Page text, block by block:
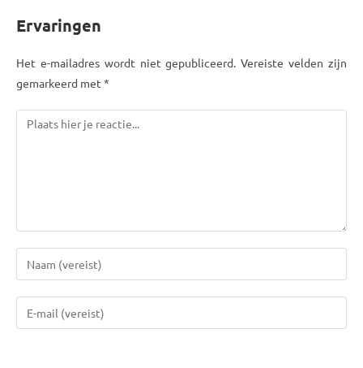
Ervaringen
Het e-mailadres wordt niet gepubliceerd. Vereiste velden zijn
gemarkeerd met *
Reactie
je
naam
je